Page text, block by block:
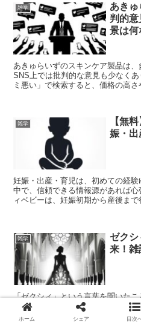
雑学
あき
判的
景は何
あきゅらいずのスキンケア製品は、
SNS上では批判的な意見も少なく
ミ悪い」で検索すると、価格の高
雑学
【無
娠・出
妊娠・出産・育児は、初めての経
中で、信頼できる情報源があれば
ィベビーは、妊娠初期から産後ま
雑学
ゼクシ
来！雑
「ゼクシィ」という言葉を聞いた
ょうか。ゼクシィとは、リクルー
で、その由来は性染色体に関係し
ホーム シェア 目次